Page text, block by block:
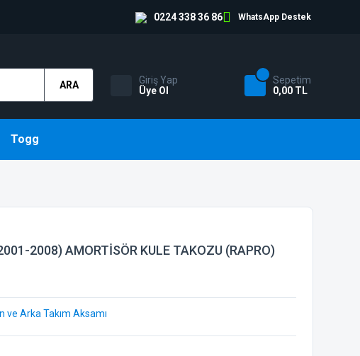
0224 338 36 86 WhatsApp Destek
ARA
Giriş Yap
Üye Ol
Sepetim
0,00 TL
Togg
2008) AMORTİSÖR KULE TAKOZU (RAPRO)
ve Arka Takım Aksamı